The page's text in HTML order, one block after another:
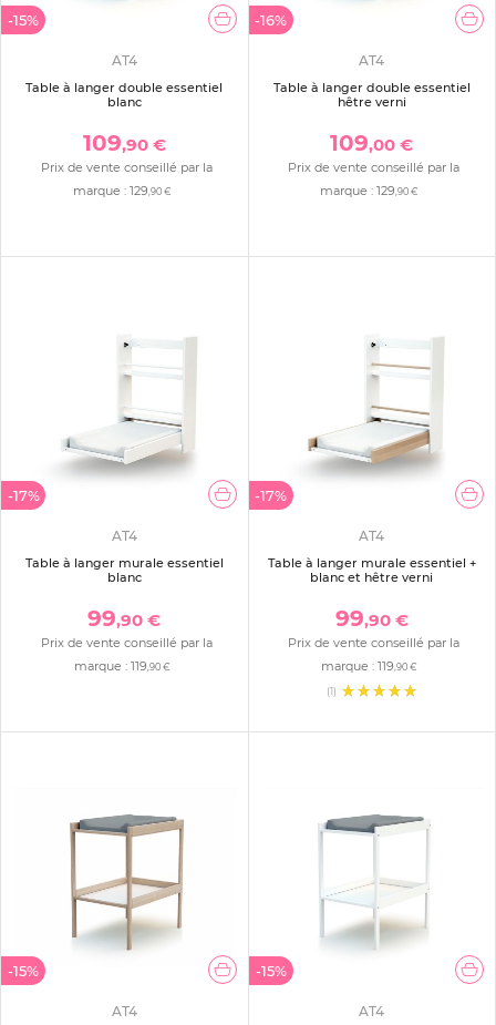
-15%
AT4
Table à langer double essentiel
blanc
109,90 €
Prix de vente conseillé par la
marque : 129,90 €
-16%
AT4
Table à langer double essentiel
hêtre verni
109,00 €
Prix de vente conseillé par la
marque :129,90 €
-17%
AT4
Table à langer murale essentiel
blanc
99,90 €
Prix de vente conseillé par la
marque : 119,90 €
-17%
AT4
Table à langer murale essentiel +
blanc et hêtre verni
99,90 €
Prix de vente conseillé par la
marque :119,90 €
(1)
-15%
AT4
-15%
AT4